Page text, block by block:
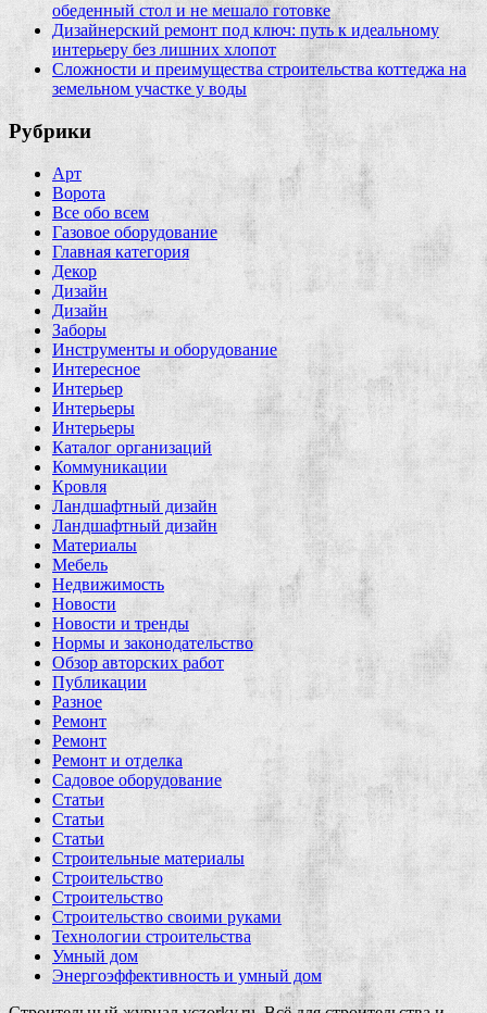
обеденный стол и не мешало готовке
Дизайнерский ремонт под ключ: путь к идеальному
интерьеру без лишних хлопот
Сложности и преимущества строительства коттеджа на
земельном участке у воды
Рубрики
Арт
Ворота
Все обо всем
Газовое оборудование
Главная категория
Декор
Дизайн
Дизайн
Заборы
Инструменты и оборудование
Интересное
Интерьер
Интерьеры
Интерьеры
Каталог организаций
Коммуникации
Кровля
Ландшафтный дизайн
Ландшафтный дизайн
Материалы
Мебель
Недвижимость
Новости
Новости и тренды
Нормы и законодательство
Обзор авторских работ
Публикации
Разное
Ремонт
Ремонт
Ремонт и отделка
Садовое оборудование
Статьи
Статьи
Статьи
Строительные материалы
Строительство
Строительство
Строительство своими руками
Технологии строительства
Умный дом
Энергоэффективность и умный дом